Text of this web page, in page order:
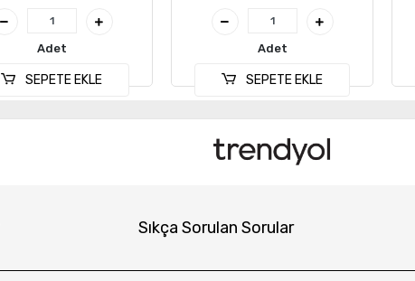
Adet
SEPETE EKLE
Adet
SEPETE EKLE
Sıkça Sorulan Sorular